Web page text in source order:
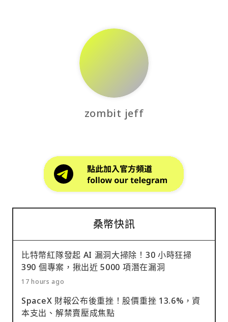
zombit jeff
桑幣快訊
比特幣紅隊發起 AI 漏洞大掃除！30 小時狂掃
390 個專案，揪出近 5000 項潛在漏洞
17 hours ago
SpaceX 財報公布後重挫！股價重挫 13.6%，資
本支出、解禁賣壓成焦點